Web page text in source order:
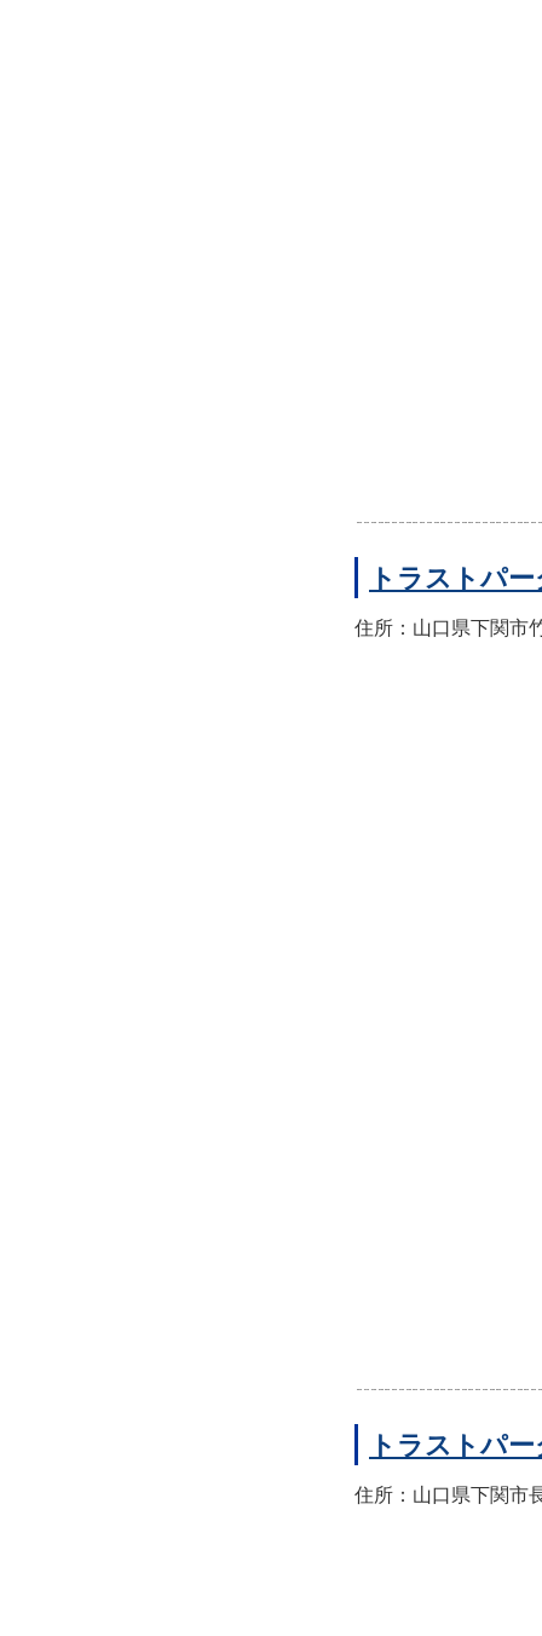
トラストパ
住所：山口県下関市
トラストパ
住所：山口県下関市